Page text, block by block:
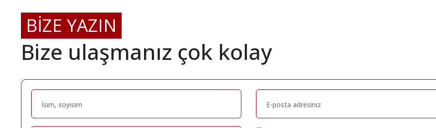
BİZE YAZIN
Bize ulaşmanız çok kolay